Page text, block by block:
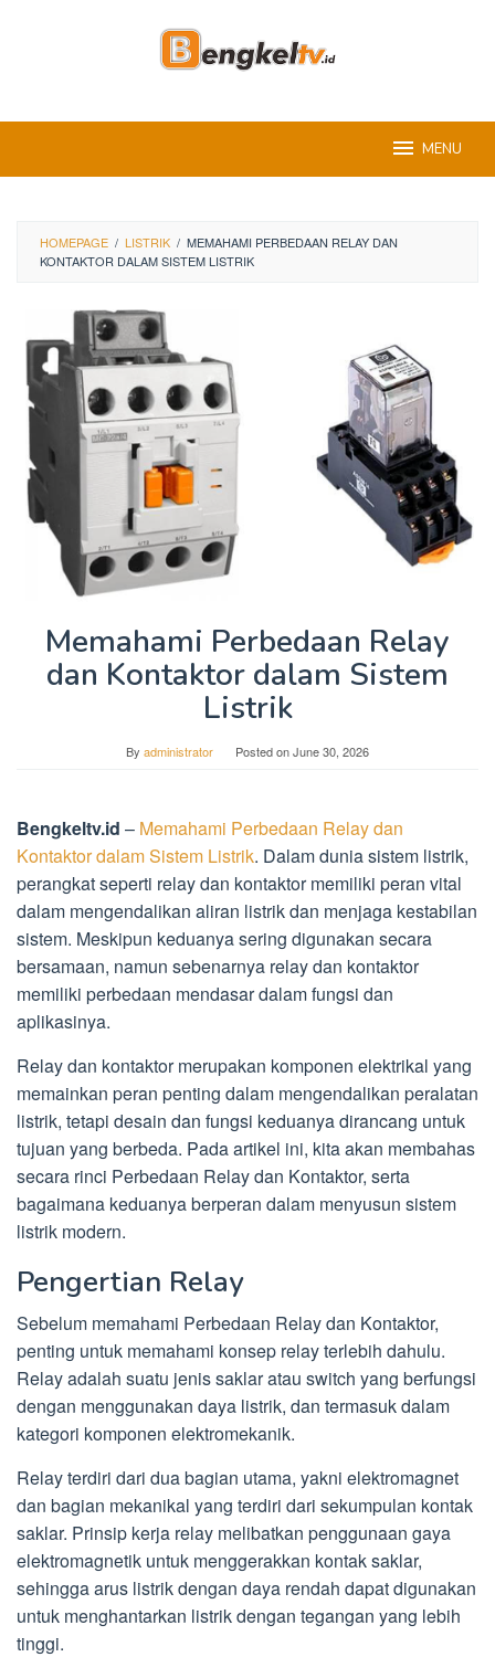
MENU
HOMEPAGE / LISTRIK / MEMAHAMI PERBEDAAN RELAY DAN
KONTAKTOR DALAM SISTEM LISTRIK
Memahami Perbedaan Relay
dan Kontaktor dalam Sistem
Listrik
By administrator Posted onJune 30, 2026
Bengkeltv.id – Memahami Perbedaan Relay dan
Kontaktor dalam Sistem Listrik. Dalam dunia sistem listrik,
perangkat seperti relay dan kontaktor memiliki peran vital
dalam mengendalikan aliran listrik dan menjaga kestabilan
sistem. Meskipun keduanya sering digunakan secara
bersamaan, namun sebenarnya relay dan kontaktor
memiliki perbedaan mendasar dalam fungsi dan
aplikasinya.
Relay dan kontaktor merupakan komponen elektrikal yang
memainkan peran penting dalam mengendalikan peralatan
listrik, tetapi desain dan fungsi keduanya dirancang untuk
tujuan yang berbeda. Pada artikel ini, kita akan membahas
secara rinci Perbedaan Relay dan Kontaktor, serta
bagaimana keduanya berperan dalam menyusun sistem
listrik modern.
Pengertian Relay
Sebelum memahami Perbedaan Relay dan Kontaktor,
penting untuk memahami konsep relay terlebih dahulu.
Relay adalah suatu jenis saklar atau switch yang berfungsi
dengan menggunakan daya listrik, dan termasuk dalam
kategori komponen elektromekanik.
Relay terdiri dari dua bagian utama, yakni elektromagnet
dan bagian mekanikal yang terdiri dari sekumpulan kontak
saklar. Prinsip kerja relay melibatkan penggunaan gaya
elektromagnetik untuk menggerakkan kontak saklar,
sehingga arus listrik dengan daya rendah dapat digunakan
untuk menghantarkan listrik dengan tegangan yang lebih
tinggi.